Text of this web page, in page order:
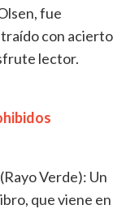
fue
con acierto
lector.
Verde): Un
que viene en